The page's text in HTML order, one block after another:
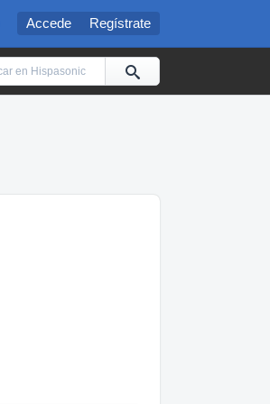
Accede Regístrate